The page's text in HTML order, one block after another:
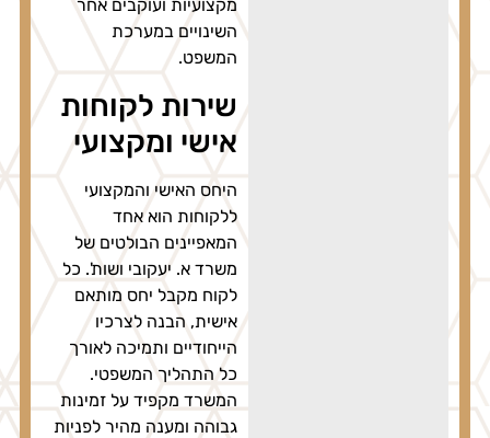
מקצועיות ועוקבים אחר
השינויים במערכת
המשפט.
שירות לקוחות
אישי ומקצועי
היחס האישי והמקצועי
ללקוחות הוא אחד
המאפיינים הבולטים של
משרד א. יעקובי ושות'. כל
לקוח מקבל יחס מותאם
אישית, הבנה לצרכיו
הייחודיים ותמיכה לאורך
כל התהליך המשפטי.
המשרד מקפיד על זמינות
גבוהה ומענה מהיר לפניות